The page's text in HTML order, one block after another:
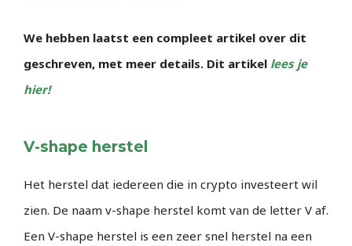
We hebben laatst een compleet artikel over dit
geschreven, met meer details. Dit artikel lees je
hier!
V-shape herstel
Het herstel dat iedereen die in crypto investeert wil
zien. De naam v-shape herstel komt van de letter V af.
Een V-shape herstel is een zeer snel herstel na een